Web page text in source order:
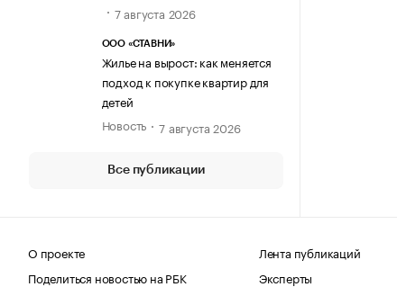
7 августа 2026
ООО «СТАВНИ»
Жилье на вырост: как меняется
подход к покупке квартир для
детей
Новость
7 августа 2026
Все публикации
О проекте
Поделиться новостью на РБК
Лента публикаций
Эксперты